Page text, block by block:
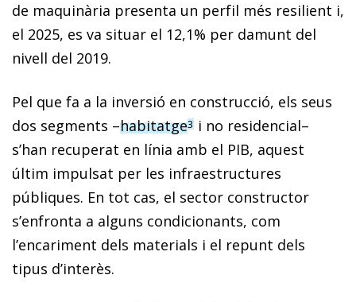
de maquinària presenta un perfil més resilient i,
el 2025, es va situar el 12,1% per damunt del
nivell del 2019.
Pel que fa a la inversió en construcció, els seus
dos segments –habitatge3 i no residencial–
s’han recuperat en línia amb el PIB, aquest
últim impulsat per les infraestructures
públiques. En tot cas, el sector constructor
s’enfronta a alguns condicionants, com
l’encariment dels materials i el repunt dels
tipus d’interès.